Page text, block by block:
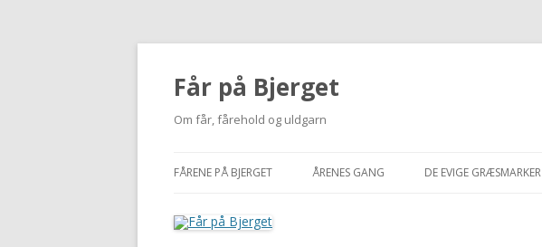
Får på Bjerget
Om får, fårehold og uldgarn
FÅRENE PÅ BJERGET ÅRENES GANG DE EVIGE GRÆSMARKER